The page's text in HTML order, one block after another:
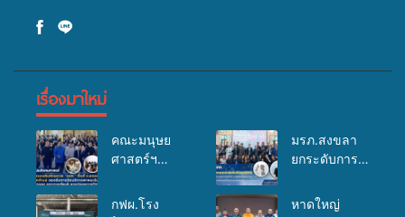
เรื่องมาใหม่
คณะมนุษย
ศาสตร์ฯ
จัดอบรมเสริม
มรภ.สงขลา
ยกระดับการ
ในยุคดิจิทัล
กฟผ.โรง
หาดใหญ่